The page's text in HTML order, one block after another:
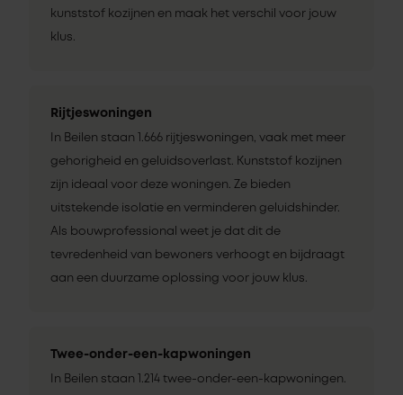
kunststof kozijnen en maak het verschil voor jouw
klus.
Rijtjeswoningen
In Beilen staan 1.666 rijtjeswoningen, vaak met meer
gehorigheid en geluidsoverlast. Kunststof kozijnen
zijn ideaal voor deze woningen. Ze bieden
uitstekende isolatie en verminderen geluidshinder.
Als bouwprofessional weet je dat dit de
tevredenheid van bewoners verhoogt en bijdraagt
aan een duurzame oplossing voor jouw klus.
Twee-onder-een-kapwoningen
In Beilen staan 1.214 twee-onder-een-kapwoningen.